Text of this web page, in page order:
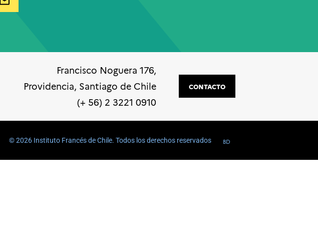
Francisco Noguera 176,
Providencia, Santiago de Chile
(+ 56) 2 3221 0910
CONTACTO
©️ 2026 Instituto Francés de Chile. Todos los derechos reservados BD